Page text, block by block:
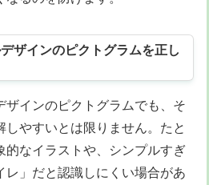
ザインのピクトグラムを正し
ザインのピクトグラムでも、そ
やすいとは限りません。たと
的なイラストや、シンプルすぎ
レ」だと認識しにくい場合があ